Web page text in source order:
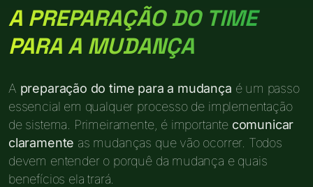
A PREPARAÇÃO DO TIME
PARA A MUDANÇA
A preparação do time para a mudança é um passo
essencial em qualquer processo de implementação
de sistema. Primeiramente, é importante comunicar
claramente as mudanças que vão ocorrer. Todos
devem entender o porquê da mudança e quais
benefícios ela trará.